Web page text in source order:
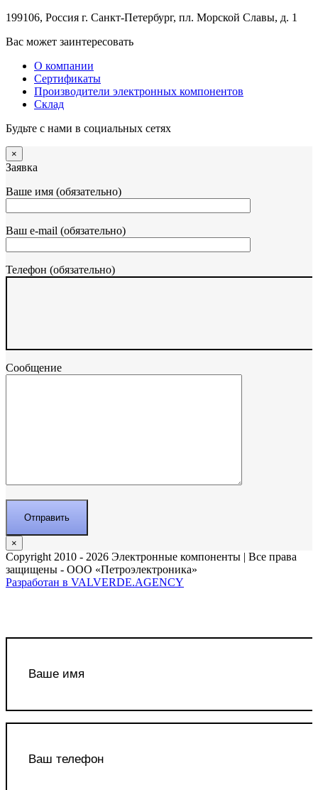
199106, Россия г. Санкт-Петербург, пл. Морской Славы, д. 1
Вас может заинтересовать
О компании
Сертификаты
Производители электронных компонентов
Склад
Будьте с нами в социальных сетях
×
Заявка
Ваше имя (обязательно)
Ваш e-mail (обязательно)
Телефон (обязательно)
Сообщение
×
Copyright 2010 - 2026 Электронные компоненты | Все права
защищены - ООО «Петроэлектроника»
Разработан в VALVERDE.AGENCY